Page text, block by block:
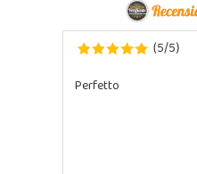
(5/5)
Perfetto